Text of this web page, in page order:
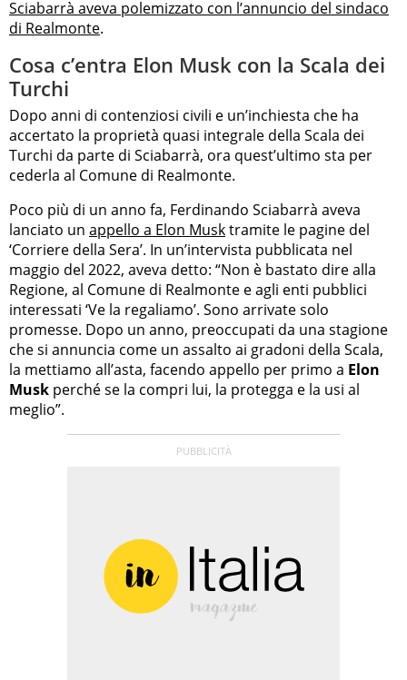
Sciabarrà aveva polemizzato con l’annuncio del sindaco
di Realmonte.
Cosa c’entra Elon Musk con la Scala dei
Turchi
Dopo anni di contenziosi civili e un’inchiesta che ha
accertato la proprietà quasi integrale della Scala dei
Turchi da parte di Sciabarrà, ora quest’ultimo sta per
cederla al Comune di Realmonte.
Poco più di un anno fa, Ferdinando Sciabarrà aveva
lanciato un appello a Elon Musktramite le pagine del
‘Corriere della Sera’. In un’intervista pubblicata nel
maggio del 2022, aveva detto: “Non è bastato dire alla
Regione, al Comune di Realmonte e agli enti pubblici
interessati ‘Ve la regaliamo’. Sono arrivate solo
promesse. Dopo un anno, preoccupati da una stagione
che si annuncia come un assalto ai gradoni della Scala,
la mettiamo all’asta, facendo appello per primo a Elon
Musk perché se la compri lui, la protegga e la usi al
meglio”.